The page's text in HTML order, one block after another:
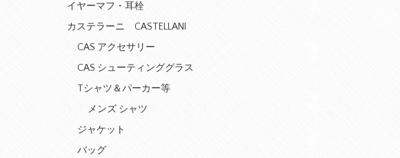
イヤーマフ・耳栓
カステラーニ CASTELLANI
CAS アクセサリー
CAS シューティンググラス
Tシャツ＆パーカー等
メンズ シャツ
ジャケット
バッグ